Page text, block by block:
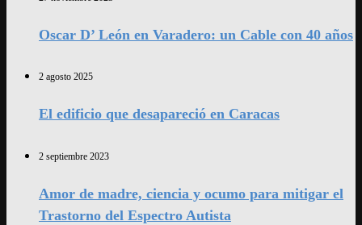
Oscar D’ León en Varadero: un Cable con 40 años
2 agosto 2025
El edificio que desapareció en Caracas
2 septiembre 2023
Amor de madre, ciencia y ocumo para mitigar el
Trastorno del Espectro Autista